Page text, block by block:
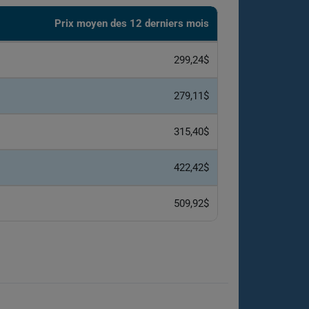
Prix moyen des 12 derniers mois
299,24$
279,11$
315,40$
422,42$
509,92$